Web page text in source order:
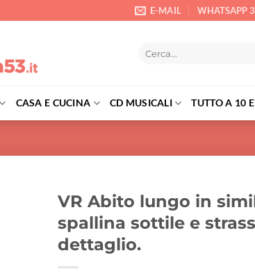
E-MAIL WHATSAPP
CASA E CUCINA CD MUSICALI TUTTO A 10
VR Abito lungo in
spallina sottile e
dettaglio.